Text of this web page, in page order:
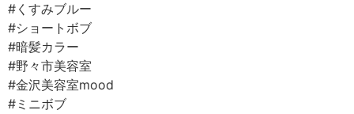
#くすみブルー⠀
#ショートボブ⠀
#暗髪カラー ⠀
#野々市美容室⠀
#金沢美容室mood ⠀
#ミニボブ⠀